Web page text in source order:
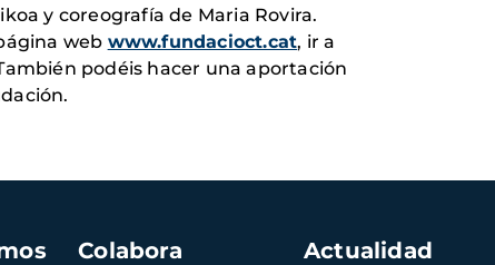
y coreografía de Maria Rovira.
web www.fundacioct.cat, ir a
podéis hacer una aportación
Colabora Actualidad